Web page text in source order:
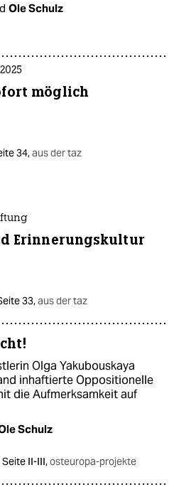
Ole Schulz
möglich
34,aus der taz
Erinnerungskultur
33,aus der taz
Olga Yakubouskaya
inhaftierte Oppositionelle
die Aufmerksamkeit auf
Schulz
Seite II-III,osteuropa-projekte